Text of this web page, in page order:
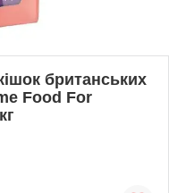
британських
Food For